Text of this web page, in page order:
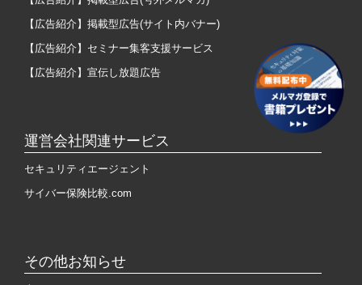
【広告紹介】掲載型広告(サイト内バナー)
【広告紹介】セミナー集客支援サービス
【広告紹介】宣伝し放題広告
運営会社関連サービス
セキュリティエージェント
サイバー保険比較.com
その他お知らせ